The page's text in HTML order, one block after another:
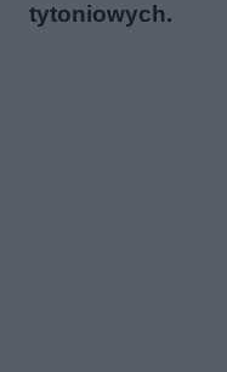
tytoniowych.